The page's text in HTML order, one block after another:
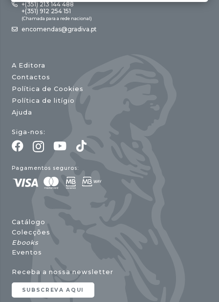
+(351) 213 144 488
+(351) 912 254 151
(Chamada para a rede nacional)
encomendas@gradiva.pt
A Editora
Contactos
Política de Cookies
Política de litígio
Ajuda
Siga-nos:
Pagamentos seguros:
Catálogo
Colecções
Ebooks
Eventos
Receba a nossa newsletter
SUBSCREVA AQUI